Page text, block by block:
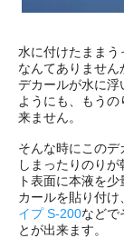
水に付けたままう
なんてありません
デカールが水に浮
ようにも、もう
来ません。
そんな時にこの
しまったりのり
ト表面に本液を
カールを貼り付
イプ S-200などで
とが出来ます。